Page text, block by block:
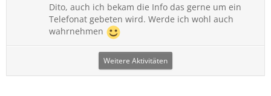
Dito, auch ich bekam die Info das gerne um ein
Telefonat gebeten wird. Werde ich wohl auch
wahrnehmen
Weitere Aktivitäten